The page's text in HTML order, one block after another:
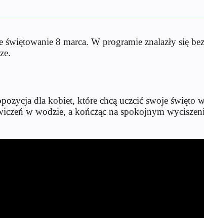
8 marca. W programie znalazły się
dla kobiet, które chcą uczcić swoje
w wodzie, a kończąc na spokojnym